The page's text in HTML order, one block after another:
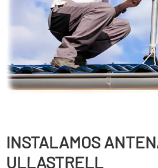
INSTALAMOS
ULLASTRELL